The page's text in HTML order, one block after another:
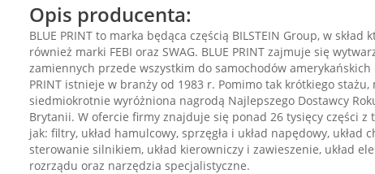
Opis producenta:
BLUE PRINT to marka będąca częścią BILSTEIN Group, w skład
również marki FEBI oraz SWAG. BLUE PRINT zajmuje się
zamiennych przede wszystkim do samochodów amerykańskich
PRINT istnieje w branży od 1983 r. Pomimo tak krótkiego stażu,
siedmiokrotnie wyróżniona nagrodą Najlepszego Dostawcy
Brytanii. W ofercie firmy znajduje się ponad 26 tysięcy części z
jak: filtry, układ hamulcowy, sprzęgła i układ napędowy, układ
sterowanie silnikiem, układ kierowniczy i zawieszenie, układ
rozrządu oraz narzędzia specjalistyczne.